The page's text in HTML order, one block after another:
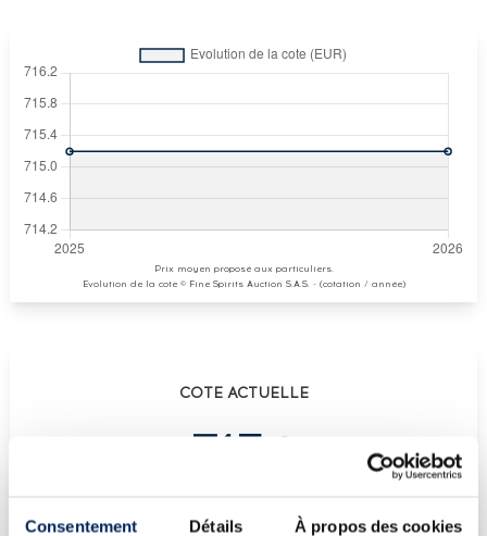
Consentement Détails À propos des cookies
Prix moyen proposé aux particuliers.
Evolution de la cote © Fine Spirits Auction S.A.S. - (cotation / année)
COTE ACTUELLE
715 €